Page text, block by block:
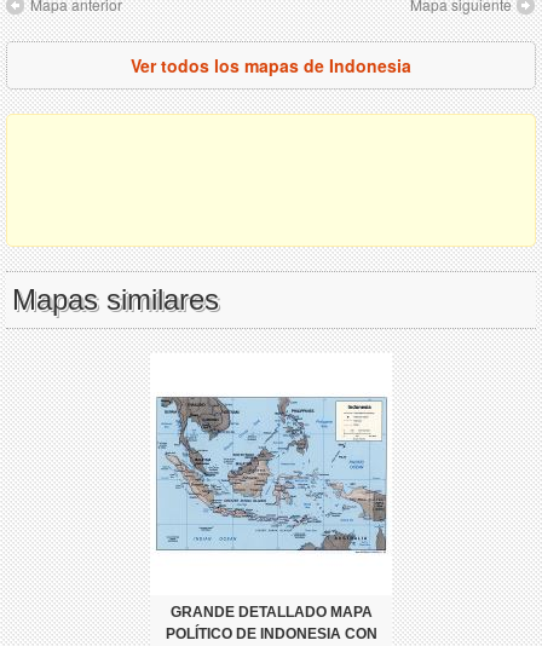
Mapa anterior Mapa siguiente
Ver todos los mapas de Indonesia
Mapas similares
GRANDE DETALLADO MAPA
POLÍTICO DE INDONESIA CON